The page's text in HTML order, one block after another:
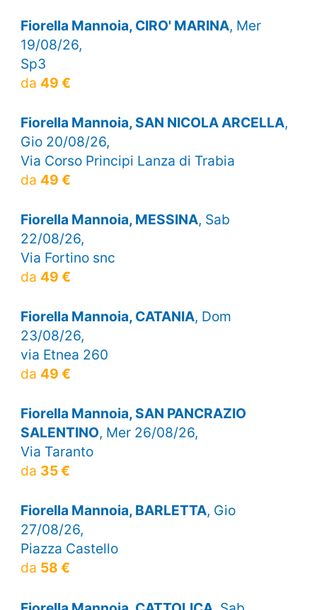
Fiorella Mannoia, CIRO' MARINA, Mer
19/08/26,
Sp3
da 49 €
Fiorella Mannoia, SAN NICOLA ARCELLA,
Gio 20/08/26,
Via Corso Principi Lanza di Trabia
da 49 €
Fiorella Mannoia, MESSINA, Sab
22/08/26,
Via Fortino snc
da 49 €
Fiorella Mannoia, CATANIA, Dom
23/08/26,
via Etnea 260
da 49 €
Fiorella Mannoia, SAN PANCRAZIO
SALENTINO, Mer 26/08/26,
Via Taranto
da 35 €
Fiorella Mannoia, BARLETTA, Gio
27/08/26,
Piazza Castello
da 58 €